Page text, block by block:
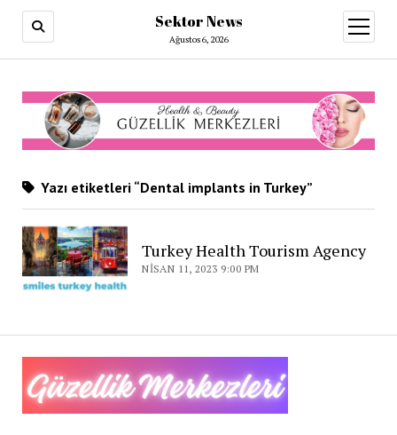
Sektor News
Ağustos 6, 2026
aç
Yazı etiketleri “Dental implants in Turkey”
Turkey Health Tourism Agency
NISAN 11, 2023 9:00 PM